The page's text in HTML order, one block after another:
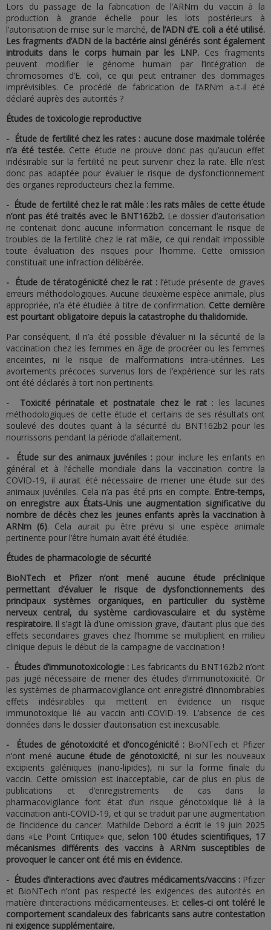
Lors du passage de la fabrication de l’ARNm du vaccin à la
production à grande échelle pour les lots postérieurs à
l’autorisation de mise sur le marché, de l’ADN d’E. coli a été utilisé.
Les fragments d’ADN de la bactérie ainsi générés sont également
introduits dans le corps humain par les LNP. Ces fragments
peuvent modifier le génome humain par l’intégration de
chromosomes d’E. coli, ce qui peut entrainer des dommages
imprévisibles. Ce procédé de fabrication de l’ARNm a-t-il été
déclaré auprès des autorités ?
Études de toxicologie reproductive
- Étude de fertilité chez les rates : aucune dose maximale tolérée
n’a été testée. Cette étude ne prouve donc pas qu’aucun effet
indésirable sur la fertilité ne peut survenir chez la rate. Elle n’est
donc pas adaptée pour évaluer le risque de dysfonctionnement
des organes reproducteurs chez la femme.
- Étude de fertilité chez le rat mâle : les rats mâles de cette étude
n’ont pas été traités avec le BNT162b2.Le dossier d’autorisation
ne contenait donc aucune information concernant le risque de
troubles de la fertilité chez le rat mâle, ce qui rendait impossible
toute évaluation des risques pour l’homme. Cette omission
constituait une infraction délibérée.
- Étude de tératogénicité chez le rat : l’étude présente de graves
erreurs méthodologiques. Aucune deuxième espèce animale, plus
appropriée, n’a été étudiée à titre de confirmation. Cette dernière
est pourtant obligatoire depuis la catastrophe du thalidomide.
Par conséquent, il n’a été possible d’évaluer ni la sécurité de la
vaccination chez les femmes en âge de procréer ou les femmes
enceintes, ni le risque de malformations intra-utérines. Les
avortements précoces survenus lors de l’expérience sur les rats
ont été déclarés à tort non pertinents.
- Toxicité périnatale et postnatale chez le rat: les lacunes
méthodologiques de cette étude et certains de ses résultats ont
soulevé des doutes quant à la sécurité du BNT162b2 pour les
nourrissons pendant la période d’allaitement.
- Étude sur des animaux juvéniles : pour inclure les enfants en
général et à l’échelle mondiale dans la vaccination contre la
COVID-19, il aurait été nécessaire de mener une étude sur des
animaux juvéniles. Cela n’a pas été pris en compte. Entre-temps,
on enregistre aux États-Unis une augmentation significative du
nombre de décès chez les jeunes enfants après la vaccination à
ARNm (6). Cela aurait pu être prévu si une espèce animale
pertinente pour l’être humain avait été étudiée.
Études de pharmacologie de sécurité
BioNTech et Pfizer n’ont mené aucune étude préclinique
permettant d’évaluer le risque de dysfonctionnements des
principaux systèmes organiques, en particulier du système
nerveux central, du système cardiovasculaire et du système
respiratoire. Il s’agit là d’une omission grave, d’autant plus que des
effets secondaires graves chez l’homme se multiplient en milieu
clinique depuis le début de la campagne de vaccination !
- Études d’immunotoxicologie : Les fabricants du BNT162b2 n’ont
pas jugé nécessaire de mener des études d’immunotoxicité. Or
les systèmes de pharmacovigilance ont enregistré d’innombrables
effets indésirables qui mettent en évidence un risque
immunotoxique lié au vaccin anti-COVID-19. L’absence de ces
données dans le dossier d’autorisation est inexcusable.
- Études de génotoxicité et d’oncogénicité : BioNTech et Pfizer
n’ont mené aucune étude de génotoxicité, ni sur les nouveaux
excipients galéniques (nano-lipides), ni sur la forme finale du
vaccin. Cette omission est inacceptable, car de plus en plus de
publications et d’enregistrements de cas dans la
pharmacovigilance font état d’un risque génotoxique lié à la
vaccination anti-COVID-19, et qui se traduit par une augmentation
de l’incidence du cancer. Mathilde Debord a écrit le 19 juin 2025
dans «Le Point Critique» que, selon 100 études scientifiques, 17
mécanismes différents des vaccins à ARNm susceptibles de
provoquer le cancer ont été mis en évidence.
- Études d’interactions avec d’autres médicaments/vaccins : Pfizer
et BioNTech n’ont pas respecté les exigences des autorités en
matière d’interactions médicamenteuses. Et celles-ci ont toléré le
comportement scandaleux des fabricants sans autre contestation
ni exigence supplémentaire.